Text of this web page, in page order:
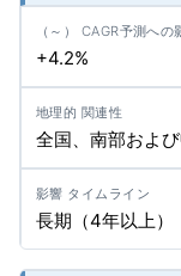
+4.2%
全国、南部およ
長期（4年以上）